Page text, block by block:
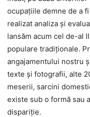
ocupațiile demne de a
realizat analiza și
lansăm acum cel de-al
populare tradiționale.
angajamentului nostru
texte și fotografii, alte
meserii, sarcini
existe sub o formă sau
dispariție.